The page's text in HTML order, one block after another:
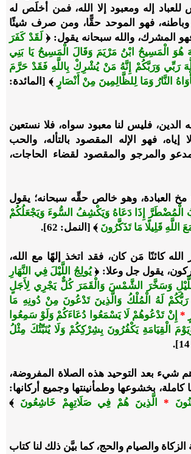
للعباد إله ومعبود إلا الله، فمن أخلَص له
فهو الموحد حقًّا، ومن صرف شيئًا
المشرك، والله سبحانه يقول: ﴿لَقَدْ كَفَرَ
هُوَ الْمَسِيحُ ابْنُ مَرْيَمَ وَقَالَ الْمَسِيحُ يَا بَنِي
رَبِّي وَرَبَّكُمْ إِنَّهُ مَنْ يُشْرِكْ بِاللَّهِ فَقَدْ حَرَّمَ
النَّارُ وَمَا لِلظَّالِمِينَ مِنْ أَنْصَارٍ ﴾ [المائدة:
الدين، فليس لنا معبود سواه، فلا نستعين
إياه، فهو الإله المقصود بالتأله، والحب
والمرجو والمقصود لقضاء الحاجات،
مخ العبادة، وهو خالص حقِّه سبحانه؛ يقول
الْمُضْطَرَّ إِذَا دَعَاهُ وَيَكْشِفُ السُّوءَ وَيَجْعَلُكُمْ
اللَّهِ قَلِيلًا مَا تَذَكَّرُونَ ﴾ [النمل: 62].
كائنًا مَن كان، فقد اتخذ إلهًا مع الله،
يقول جل وعلا: ﴿يُولِجُ اللَّيْلَ فِي النَّهَارِ
وَسَخَّرَ الشَّمْسَ وَالْقَمَرَ كُلٌّ يَجْرِي لِأَجَلٍ
لَهُ الْمُلْكُ وَالَّذِينَ تَدْعُونَ مِنْ دُونِهِ مَا
* إِنْ تَدْعُوهُمْ لَا يَسْمَعُوا دُعَاءَكُمْ وَلَوْ سَمِعُوا
الْقِيَامَةِ يَكْفُرُونَ بِشِرْكِكُمْ وَلَا يُنَبِّئُكَ مِثْلُ
شيء بعد التوحيد هذه الصلاة المفروضة،
كاملة، بخشوعها وطمأنينتها وجميع أركانها:
*الَّذِينَ هُمْ فِي صَلَاتِهِمْ خَاشِعُونَ ﴾
الزكاة والصيام والحج، كما بيَّن ذلك لنا كتاب